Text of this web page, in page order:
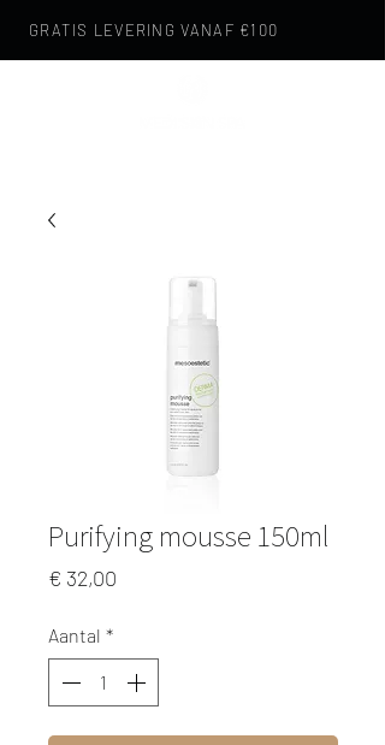
GRATIS LEVERING VANAF €100
Purifying mousse 150ml
€ 32,00
Aantal *